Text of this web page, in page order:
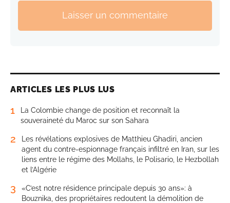
Laisser un commentaire
ARTICLES LES PLUS LUS
1
La Colombie change de position et reconnaît la
souveraineté du Maroc sur son Sahara
2
Les révélations explosives de Matthieu Ghadiri, ancien
agent du contre-espionnage français infiltré en Iran, sur les
liens entre le régime des Mollahs, le Polisario, le Hezbollah
et l’Algérie
3
«C’est notre résidence principale depuis 30 ans»: à
Bouznika, des propriétaires redoutent la démolition de